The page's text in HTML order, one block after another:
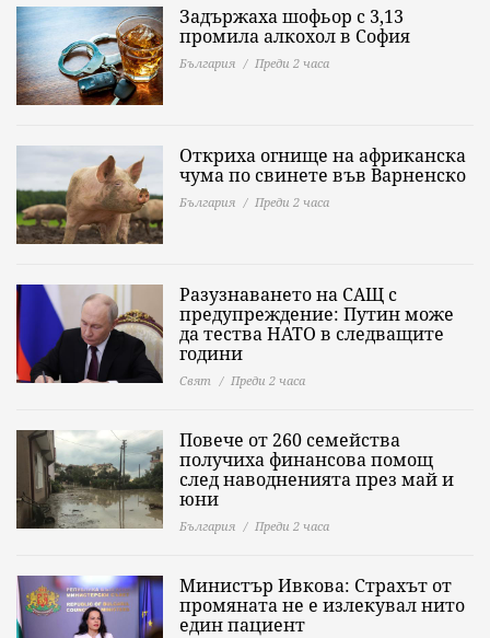
Задържаха шофьор с 3,13
промила алкохол в София
България Преди 2 часа
Откриха огнище на африканска
чума по свинете във Варненско
България Преди 2 часа
Разузнаването на САЩ с
предупреждение: Путин може
да тества НАТО в следващите
години
Свят Преди 2 часа
Повече от 260 семейства
получиха финансова помощ
след наводненията през май и
юни
България Преди 2 часа
Министър Ивкова: Страхът от
промяната не е излекувал нито
един пациент